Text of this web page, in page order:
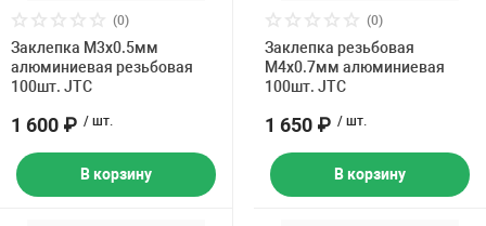
(0)
Заклепка M3х0.5мм
алюминиевая резьбовая
100шт. JTC
1 600 ₽ / шт.
В корзину
(0)
Заклепка резьбовая
M4x0.7мм алюминиевая
100шт. JTC
1 650 ₽ / шт.
В корзину